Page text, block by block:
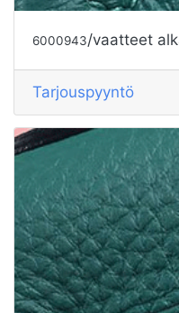
6000943/vaatteet
Tarjouspyyntö